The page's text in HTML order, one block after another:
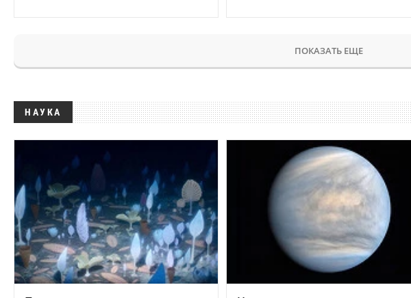
ПОКАЗАТЬ ЕЩЕ
НАУКА